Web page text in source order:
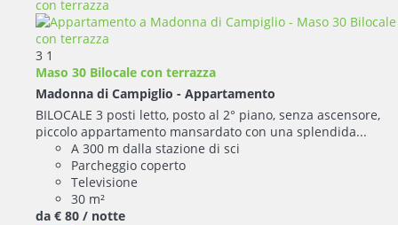
3 1
Maso 30 Bilocale con terrazza
Madonna di Campiglio - Appartamento
BILOCALE 3 posti letto, posto al 2° piano, senza ascensore,
piccolo appartamento mansardato con una splendida...
A 300 m dalla stazione di sci
Parcheggio coperto
Televisione
30 m²
da € 80 / notte